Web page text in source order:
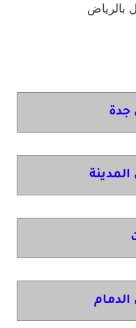
بالرياض
جدة